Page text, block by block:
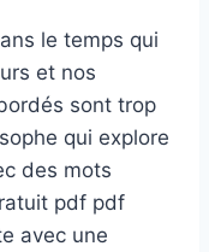
le temps qui
et nos
sont trop
qui explore
des mots
pdf pdf
avec une